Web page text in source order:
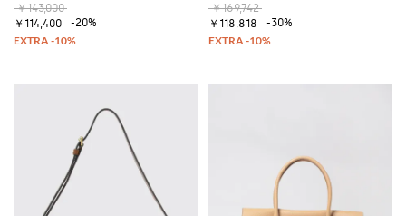
￥143,000
￥114,400
-20%
￥169,742
￥118,818
-30%